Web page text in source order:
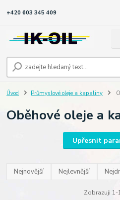
+420 603 345 409
Úvod Průmyslové oleje a kapaliny
Oběhové oleje a
Upřesnit
Nejnovější Nejlevnější
Zobrazuji 1-